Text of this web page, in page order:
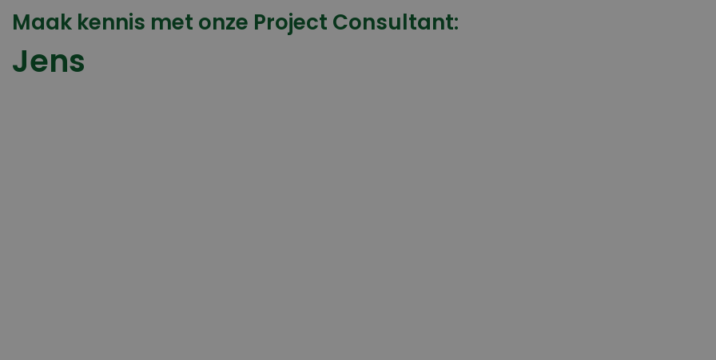
Maak kennis met onze Project Consultant:
Jens